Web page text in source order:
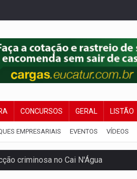
CONCURSOS GERAL LISTÃO
EMPRESARIAIS EVENTOS VÍDEOS
criminosa no Cai N'Água
furtar celular de menina